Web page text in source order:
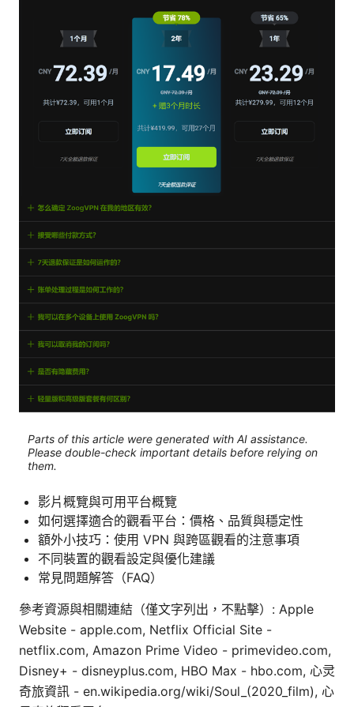
Parts of this article were generated with AI assistance.
Please double-check important details before relying on
them.
影片概覽與可用平台概覽
如何選擇適合的觀看平台：價格、品質與穩定性
額外小技巧：使用 VPN 與跨區觀看的注意事項
不同裝置的觀看設定與優化建議
常見問題解答（FAQ）
參考資源與相關連結（僅文字列出，不點擊）: Apple
Website - apple.com, Netflix Official Site -
netflix.com, Amazon Prime Video - primevideo.com,
Disney+ - disneyplus.com, HBO Max - hbo.com, 心灵
奇旅資訊 - en.wikipedia.org/wiki/Soul_(2020_film), 心